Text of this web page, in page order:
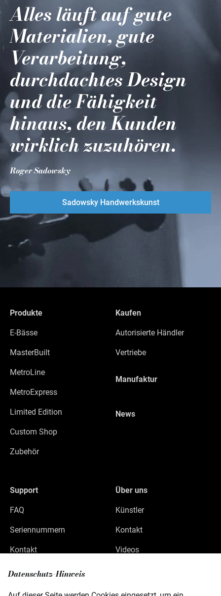
Datenschutz-Hinweis
Alles läuft auf gute
Materialien, gute
Verarbeitung,
durchdachtes Design
und die Fähigkeit
hinaus, den Kunden
wirklich zuzuhören.
Roger Sadowsky
Sadowsky Handwerkskunst
Produkte
E-Bässe
MasterBuilt
MetroLine
MetroExpress
Limited Edition
Custom Shop
Zubehör
Kaufen
Autorisierte Händler
Vertriebe
Manufaktur
News
Support
FAQ
Seriennummern
Kontakt
Über uns
Künstler
Kontakt
Videos